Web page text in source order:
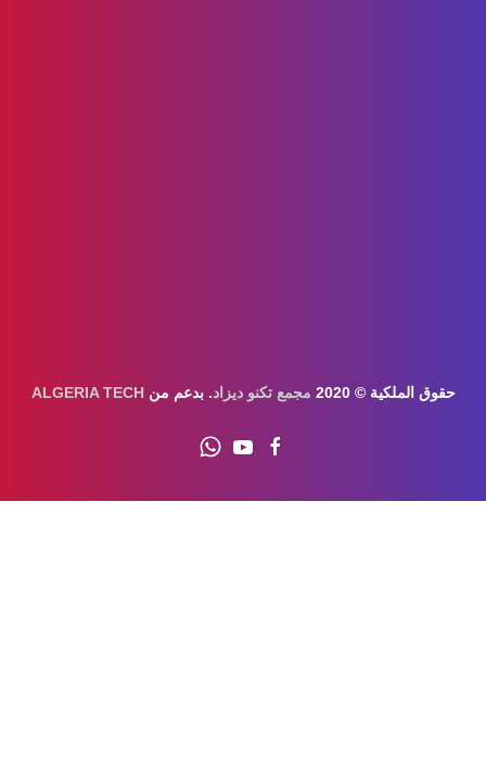
حقوق الملكية © 2020 مجمع تكنو ديزاد. بدعم منALGERIA TECH